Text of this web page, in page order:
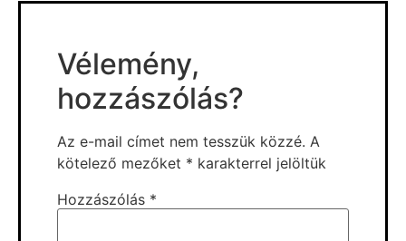
Vélemény,
hozzászólás?
Az e-mail címet nem tesszük közzé. A
kötelező mezőket * karakterrel jelöltük
Hozzászólás *